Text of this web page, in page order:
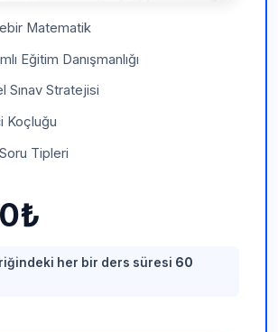
Matematik
Eğitim Danışmanlığı
Sınav Stratejisi
Koçluğu
Tipleri
her bir ders süresi 60